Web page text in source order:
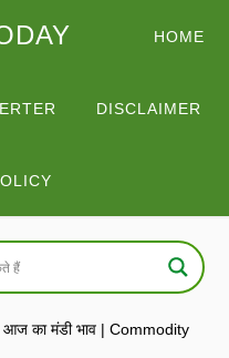
HOME
DISCLAIMER
का मंडी भाव | Commodity